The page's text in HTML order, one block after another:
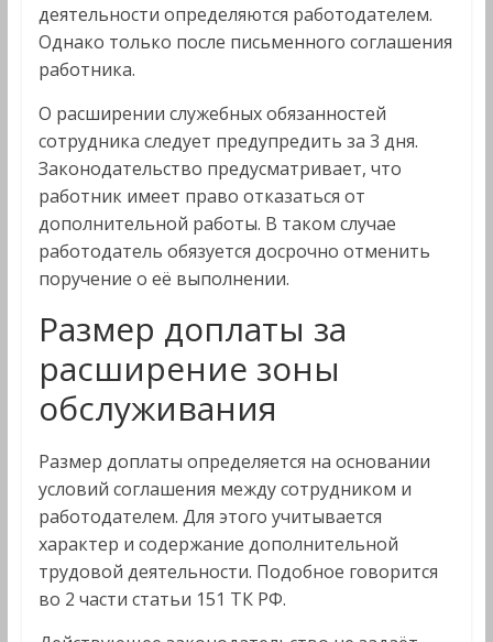
деятельности определяются работодателем.
Однако только после письменного соглашения
работника.
О расширении служебных обязанностей
сотрудника следует предупредить за 3 дня.
Законодательство предусматривает, что
работник имеет право отказаться от
дополнительной работы. В таком случае
работодатель обязуется досрочно отменить
поручение о её выполнении.
Размер доплаты за
расширение зоны
обслуживания
Размер доплаты определяется на основании
условий соглашения между сотрудником и
работодателем. Для этого учитывается
характер и содержание дополнительной
трудовой деятельности. Подобное говорится
во 2 части статьи 151 ТК РФ.